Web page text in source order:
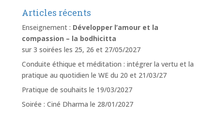
Articles récents
Enseignement : Développer l’amour et la
compassion – la bodhicitta
sur 3 soirées les 25, 26 et 27/05/2027
Conduite éthique et méditation : intégrer la vertu et la
pratique au quotidien le WE du 20 et 21/03/27
Pratique de souhaits le 19/03/2027
Soirée : Ciné Dharma le 28/01/2027